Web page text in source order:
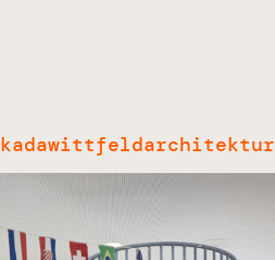
kadawittfeldarchitektur